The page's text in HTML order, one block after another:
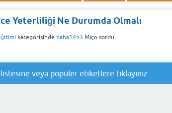
Yeterliliği Ne Durumda Olmalı
kategorisinde baha1453 Miço sordu
veya popüler etiketlere tıklayınız.